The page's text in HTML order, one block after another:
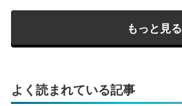
もっと見る
よく読まれている記事